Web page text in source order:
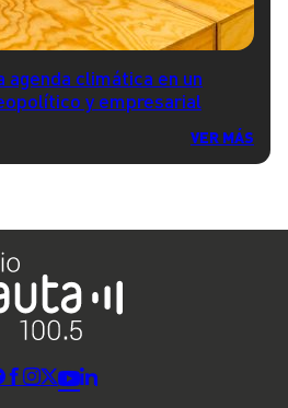
climática en un
y empresarial
VER MÁS